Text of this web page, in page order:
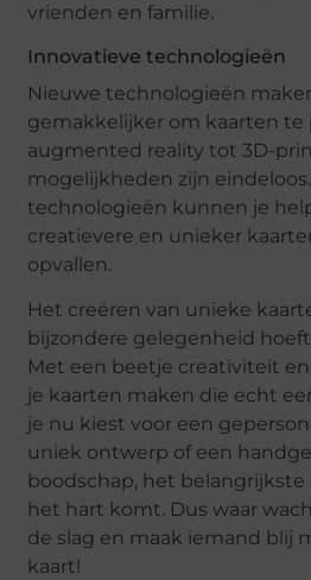
vrienden en familie.
Innovatieve technologieën
Nieuwe technologieën
gemakkelijker om kaarten te
augmented reality tot 3D-
mogelijkheden zijn
technologieën kunnen je
creatievere en unieker
opvallen.
Het creëren van unieke
bijzondere gelegenheid
Met een beetje creativiteit
je kaarten maken die echt
je nu kiest voor een
uniek ontwerp of een
boodschap, het
het hart komt. Dus waar
de slag en maak iemand blij
kaart!